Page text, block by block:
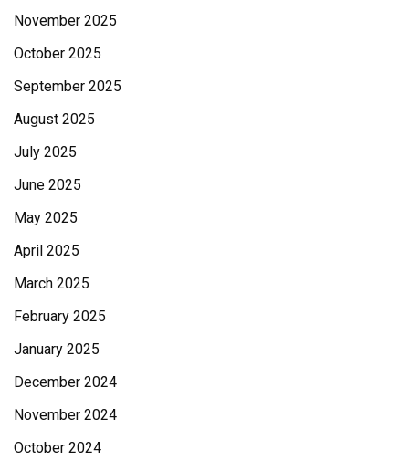
November 2025
October 2025
September 2025
August 2025
July 2025
June 2025
May 2025
April 2025
March 2025
February 2025
January 2025
December 2024
November 2024
October 2024